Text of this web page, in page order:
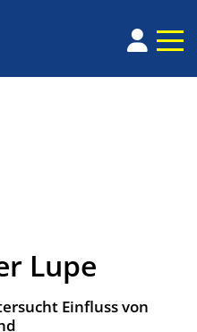
Lupe
Einfluss von